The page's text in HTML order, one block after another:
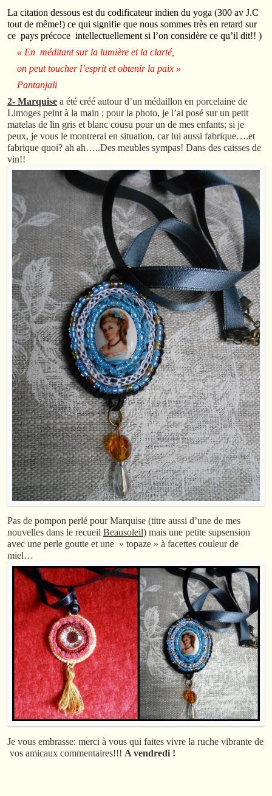
La citation dessous est du codificateur indien du yoga (300 av J.C
tout de même!) ce qui signifie que nous sommes très en retard sur
ce pays précoce intellectuellement si l’on considère ce qu’il dit!! )
« En méditant sur la lumière et la clarté,
on peut toucher l’esprit et obtenir la paix »
Pantanjali
2- Marquise a été créé autour d’un médaillon en porcelaine de
Limoges peint à la main ; pour la photo, je l’ai posé sur un petit
matelas de lin gris et blanc cousu pour un de mes enfants; si je
peux, je vous le montrerai en situation, car lui aussi fabrique….et
fabrique quoi? ah ah…..Des meubles sympas! Dans des caisses de
vin!!
Pas de pompon perlé pour Marquise (titre aussi d’une de mes
nouvelles dans le recueil Beausoleil) mais une petite supsension
avec une perle goutte et une » topaze » à facettes couleur de
miel…
Je vous embrasse: merci à vous qui faites vivre la ruche vibrante de
vos amicaux commentaires!!! A vendredi !